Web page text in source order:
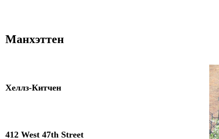
Манхэттен
Хеллз-Китчен
412 West 47th Street